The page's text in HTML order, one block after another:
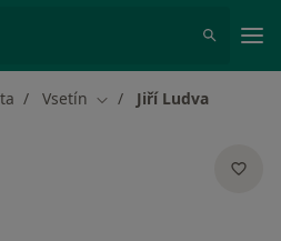
Vsetín Změna města
Jiří Ludva